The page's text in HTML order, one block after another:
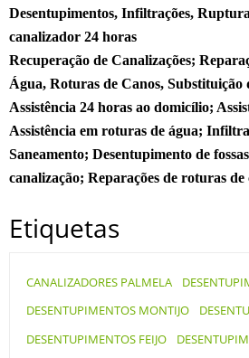
Desentupimentos, Infiltrações,
canalizador 24 horas
Recuperação de Canalizações;
Água, Roturas de Canos, Substituição
Assistência 24 horas ao domicílio;
Assistência em roturas de água;
Saneamento; Desentupimento de
canalização; Reparações de roturas de
Etiquetas
CANALIZADORES PALMELA
DESENTUPIMENTOS MONTIJO
DESENTUPIMENTOS FEIJO